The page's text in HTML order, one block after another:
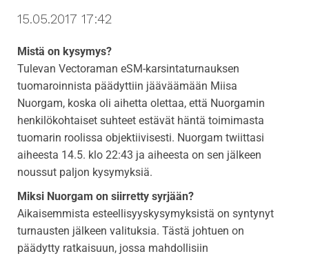
15.05.2017 17:42
Mistä on kysymys?
Tulevan Vectoraman eSM-karsintaturnauksen
tuomaroinnista päädyttiin jääväämään Miisa
Nuorgam, koska oli aihetta olettaa, että Nuorgamin
henkilökohtaiset suhteet estävät häntä toimimasta
tuomarin roolissa objektiivisesti. Nuorgam twiittasi
aiheesta 14.5. klo 22:43 ja aiheesta on sen jälkeen
noussut paljon kysymyksiä.
Miksi Nuorgam on siirretty syrjään?
Aikaisemmista esteellisyyskysymyksistä on syntynyt
turnausten jälkeen valituksia. Tästä johtuen on
päädytty ratkaisuun, jossa mahdollisiin